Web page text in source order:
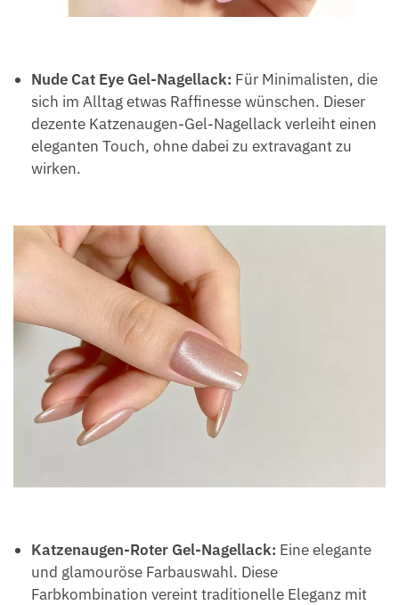
Nude Cat Eye Gel-Nagellack: Für Minimalisten, die
sich im Alltag etwas Raffinesse wünschen. Dieser
dezente Katzenaugen-Gel-Nagellack verleiht einen
eleganten Touch, ohne dabei zu extravagant zu
wirken.
Katzenaugen-Roter Gel-Nagellack: Eine elegante
und glamouröse Farbauswahl. Diese
Farbkombination vereint traditionelle Eleganz mit